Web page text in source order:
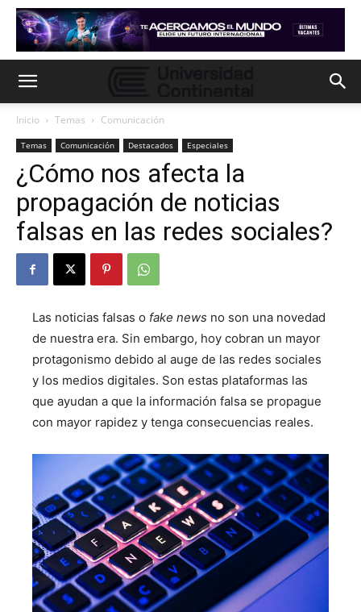
Inicio Temas Comunicación
Temas Comunicación Destacados Especiales
¿Cómo nos afecta la
propagación de noticias
falsas en las redes sociales?
Las noticias falsas o fake news no son una novedad
de nuestra era. Sin embargo, hoy cobran un mayor
protagonismo debido al auge de las redes sociales
y los medios digitales. Son estas plataformas las
que ayudan a que la información falsa se propague
con mayor rapidez y tenga consecuencias reales.